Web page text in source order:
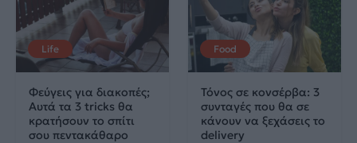
Life
Φεύγεις για διακοπές;
Αυτά τα 3 tricks θα
κρατήσουν το σπίτι
σου πεντακάθαρο
Food
Τόνος σε κονσέρβα: 3
συνταγές που θα σε
κάνουν να ξεχάσεις το
delivery